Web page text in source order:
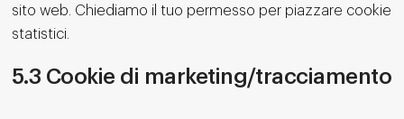
sito web. Chiediamo il tuo permesso per piazzare cookie
statistici.
5.3 Cookie di marketing/tracciamento